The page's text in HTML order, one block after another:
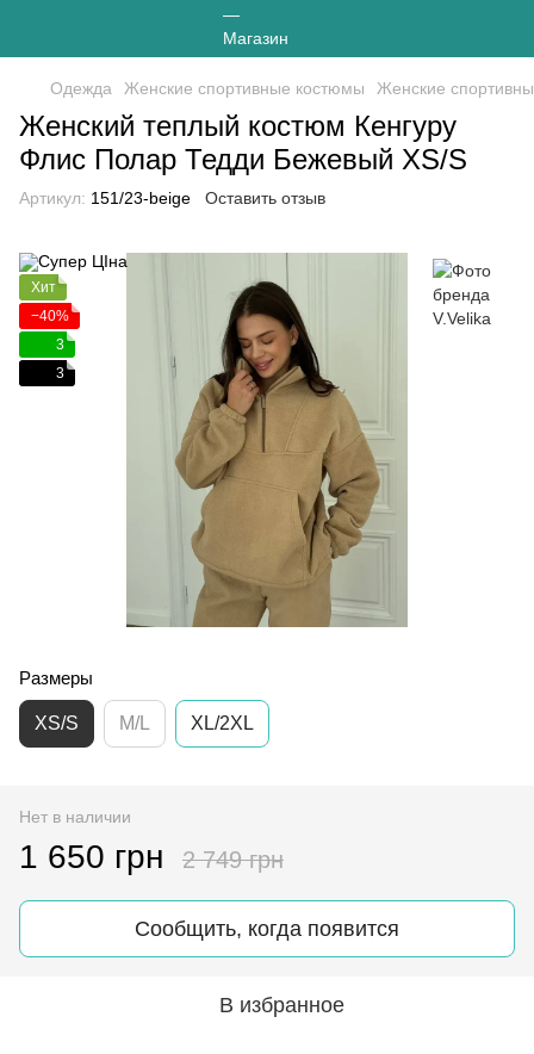
Одежда Женские спортивные костюмы Женские
Женский теплый костюм Кенгуру
Флис Полар Тедди Бежевый XS/S
Артикул: 151/23-beige Оставить отзыв
Хит
−40%
3
3
Размеры
XS/S M/L XL/2XL
Нет в наличии
1 650 грн 2 749 грн
Сообщить, когда появится
В избранное